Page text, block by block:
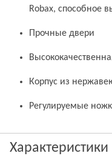
Robax, способное
Прочные двери
Корпус из
Регулируемые
Характеристики